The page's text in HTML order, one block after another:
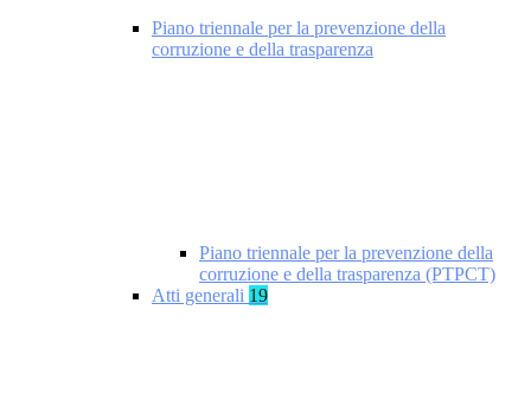
Piano triennale per la prevenzione della
corruzione e della trasparenza
Piano triennale per la prevenzione della
corruzione e della trasparenza (PTPCT)
Atti generali 19